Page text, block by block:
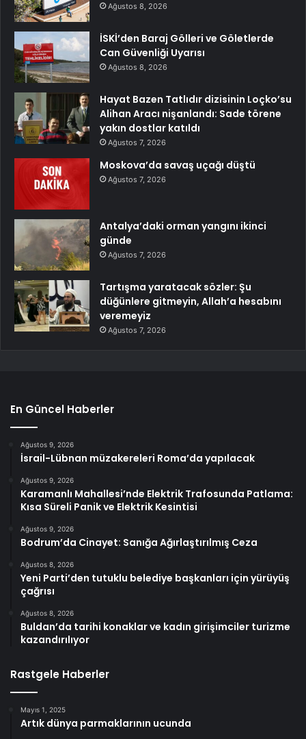
Ağustos 8, 2026
İSKİ’den Baraj Gölleri ve Göletlerde
Can Güvenliği Uyarısı
Ağustos 8, 2026
Hayat Bazen Tatlıdır dizisinin Loçko’su
Alihan Aracı nişanlandı: Sade törene
yakın dostlar katıldı
Ağustos 7, 2026
Moskova’da savaş uçağı düştü
Ağustos 7, 2026
Antalya’daki orman yangını ikinci
günde
Ağustos 7, 2026
Tartışma yaratacak sözler: Şu
düğünlere gitmeyin, Allah’a hesabını
veremeyiz
Ağustos 7, 2026
En Güncel Haberler
Ağustos 9, 2026
İsrail-Lübnan müzakereleri Roma’da yapılacak
Ağustos 9, 2026
Karamanlı Mahallesi’nde Elektrik Trafosunda Patlama:
Kısa Süreli Panik ve Elektrik Kesintisi
Ağustos 9, 2026
Bodrum’da Cinayet: Sanığa Ağırlaştırılmış Ceza
Ağustos 8, 2026
Yeni Parti’den tutuklu belediye başkanları için yürüyüş
çağrısı
Ağustos 8, 2026
Buldan’da tarihi konaklar ve kadın girişimciler turizme
kazandırılıyor
Rastgele Haberler
Mayıs 1, 2025
Artık dünya parmaklarının ucunda